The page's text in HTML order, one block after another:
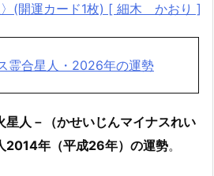
〉(開運カード1枚) [ 細木 かおり ]
霊合星人・2026年の運勢
星人－（かせいじんマイナスれい
2014年（平成26年）の運勢。